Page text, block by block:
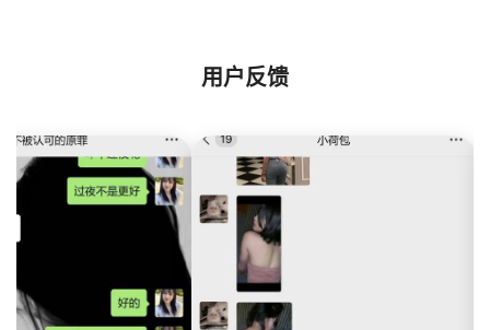
用户反馈